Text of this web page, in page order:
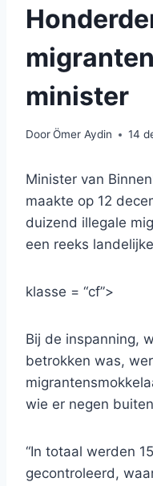
minister
DoorÖmer Aydin 14
Minister van
maakte op 12
duizend illegale
een reeks
klasse = “cf”>
Bij de inspanning,
betrokken was,
wie er negen
“In totaal werden
gecontroleerd,